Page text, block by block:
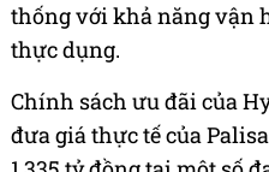
thống với khả năng vận
thực dụng.
Chính sách ưu đãi của
đưa giá thực tế của